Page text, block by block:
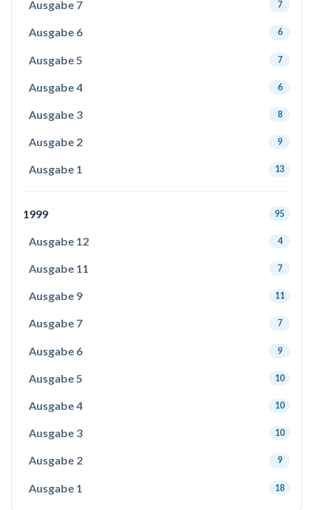
Ausgabe 7 7
Ausgabe 6 6
Ausgabe 5 7
Ausgabe 4 6
Ausgabe 3 8
Ausgabe 2 9
Ausgabe 1 13
1999 95
Ausgabe 12 4
Ausgabe 11 7
Ausgabe 9 11
Ausgabe 7 7
Ausgabe 6 9
Ausgabe 5 10
Ausgabe 4 10
Ausgabe 3 10
Ausgabe 2 9
Ausgabe 1 18